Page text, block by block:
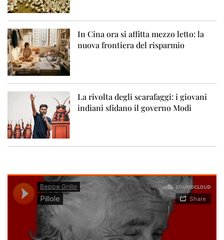
In Cina ora si affitta mezzo letto: la
nuova frontiera del risparmio
La rivolta degli scarafaggi: i giovani
indiani sfidano il governo Modi